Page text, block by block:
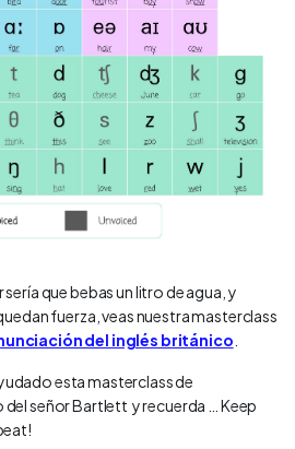
que bebas un litro de agua, y
fuerza, veas nuestra masterclass
del inglés británico
esta masterclass de
señor Bartlett y recuerda … Keep